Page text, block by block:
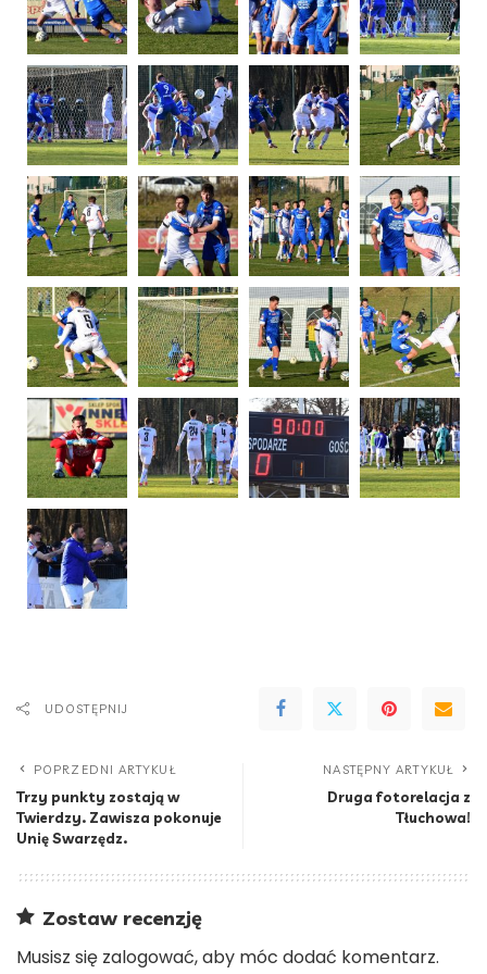
UDOSTĘPNIJ
POPRZEDNI ARTYKUŁ
Trzy punkty zostają w
Twierdzy. Zawisza pokonuje
Unię Swarzędz.
NASTĘPNY ARTYKUŁ
Druga fotorelacja z
Tłuchowa!
Zostaw recenzję
Musisz się zalogować, aby móc dodać komentarz.